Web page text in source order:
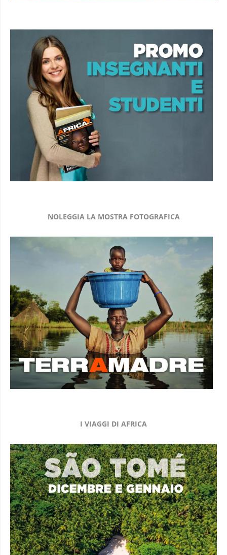
NOLEGGIA LA MOSTRA FOTOGRAFICA
I VIAGGI DI AFRICA